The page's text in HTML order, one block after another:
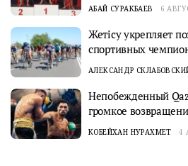
АБАЙ СУРАКБАЕВ 6
Жетісу укрепляет
спортивных
АЛЕКСАНДР
Непобежденный
громкое
КОБЕЙХАН НУРАХМЕТ 4